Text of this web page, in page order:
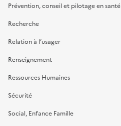
Prévention, conseil et pilotage en santé
Recherche
Relation à l’usager
Renseignement
Ressources Humaines
Sécurité
Social, Enfance Famille